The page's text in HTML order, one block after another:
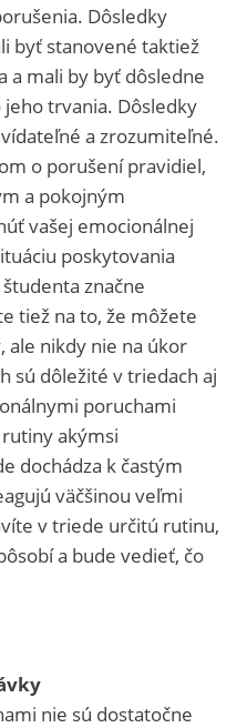
Dôsledky
byť stanovené taktiež
a mali by byť dôsledne
trvania. Dôsledky
a zrozumiteľné.
o porušení pravidiel,
a pokojným
vašej emocionálnej
poskytovania
značne
tiež na to, že môžete
ale nikdy nie na úkor
sú dôležité v triedach aj
poruchami
akýmsi
dochádza k častým
väčšinou veľmi
v triede určitú rutinu,
a bude vedieť, čo
nie sú dostatočne